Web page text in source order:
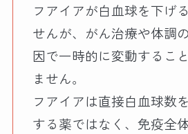
フアイアが白血球を下げ
せんが、がん治療や体調
因で一時的に変動するこ
ません。
フアイアは直接白血球数
する薬ではなく、免疫全